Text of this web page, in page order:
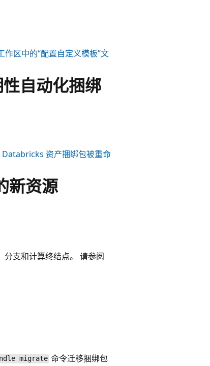
作区中的“配置自定义模板”文
自动化捆绑
Databricks 资产捆绑包被重命
新资源
支和计算终结点。 请参阅
migrate 命令迁移捆绑包